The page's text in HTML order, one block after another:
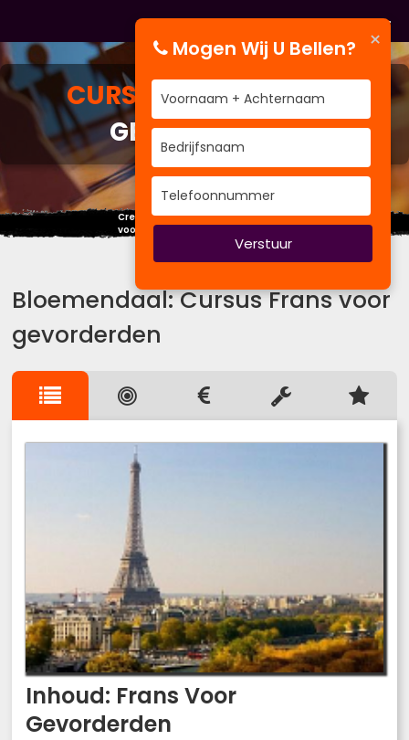
CURSUSFRANS VOOR
GEVORDERDEN
Creëer nu je eigen toekomst,
voordat een ander het voor je doet.
Bloemendaal: Cursus Frans voor
gevorderden
Inhoud: Frans Voor
Gevorderden
×
Mogen Wij U Bellen?
Verstuur